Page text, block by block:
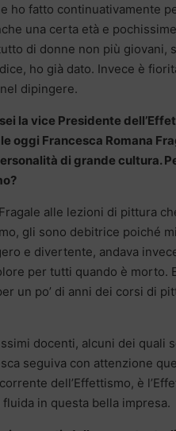
ho fatto continuativamente
una certa età e
di donne non più giovani,
ho già dato. Invece è
dipingere.
la vice Presidente
oggi Francesca Romana
di grande cultura.
alle lezioni di pittura
gli sono debitrice poiché
e divertente, andava
per tutti quando è morto.
un po’ di anni dei corsi di
docenti, alcuni dei quali
seguiva con attenzione
dell’Effettismo, è
in questa bella impresa.